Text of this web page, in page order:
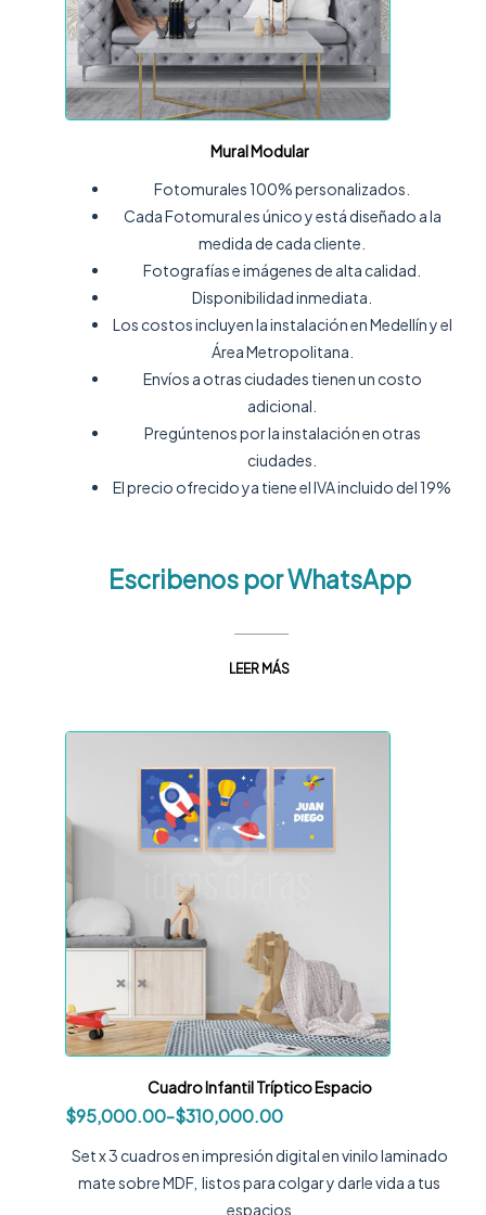
Mural Modular
Fotomurales 100% personalizados.
Cada Fotomural es único y está diseñado a la
medida de cada cliente.
Fotografías e imágenes de alta calidad.
Disponibilidad inmediata.
Los costos incluyen la instalación en Medellín y el
Área Metropolitana.
Envíos a otras ciudades tienen un costo
adicional.
Pregúntenos por la instalación en otras
ciudades.
El precio ofrecido ya tiene el IVA incluido del 19%
Escribenos por WhatsApp
LEER MÁS
Cuadro Infantil Tríptico Espacio
$95,000.00-$310,000.00
Set x 3 cuadros en impresión digital en vinilo laminado
mate sobre MDF, listos para colgar y darle vida a tus
espacios